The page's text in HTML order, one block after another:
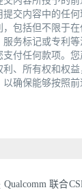
交内容中的任何
包括但不限于
务标记或专利
付任何款项。
、所有权和权
确保能够按照
联合